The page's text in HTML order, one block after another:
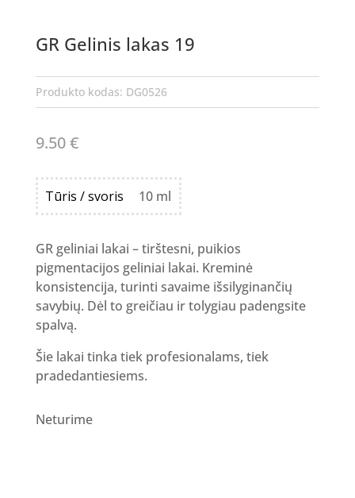
GR Gelinis lakas 19
Produkto kodas: DG0526
9.50€
Tūris / svoris 10 ml
GR geliniai lakai – tirštesni, puikios
pigmentacijos geliniai lakai. Kreminė
konsistencija, turinti savaime išsilyginančių
savybių. Dėl to greičiau ir tolygiau padengsite
spalvą.
Šie lakai tinka tiek profesionalams, tiek
pradedantiesiems.
Neturime